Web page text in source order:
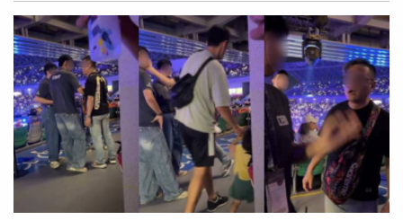
斷」、「不簽也會想辦法讓你簽到100萬」、「車上還有其
他東西，聽不懂嗎」等語，企圖逼迫對方就範。由於情敵始
終拒絕簽本票，陳男竟改以其他方式羞辱、脅迫，要求對方
把地上的雜草吃光，並嗆聲「現在把草全吃了，放你走」、
「那棵樹方圓1公尺內的草都吃完」。被害人因擔心遭毆
打，只能蹲在地上拔草吞食，長達20至30分鐘後才獲准離
開。事後，被害人持現場錄音等證據向警方報案，全案偵
結，台南地檢署檢察官依相關事證將陳男依恐嚇取財未遂、
台南地院合議庭法官審酌，陳男未以理性